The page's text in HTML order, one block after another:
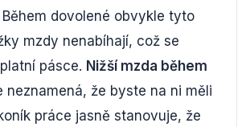
dovolené obvykle tyto
mzdy nenabíhají, což se
pásce. Nižší mzda během
neznamená, že byste na ni měli
práce jasně stanovuje, že